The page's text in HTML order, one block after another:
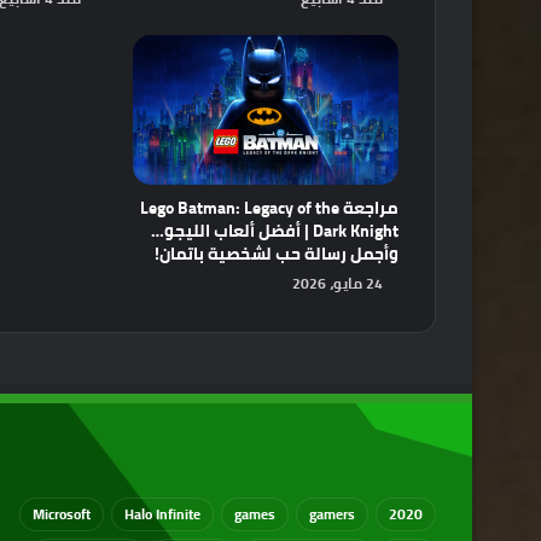
مراجعة Lego Batman: Legacy of the
Dark Knight | أفضل ألعاب الليجو…
وأجمل رسالة حب لشخصية باتمان!
24 مايو، 2026
2020
gamers
games
Halo Infinite
Microsoft